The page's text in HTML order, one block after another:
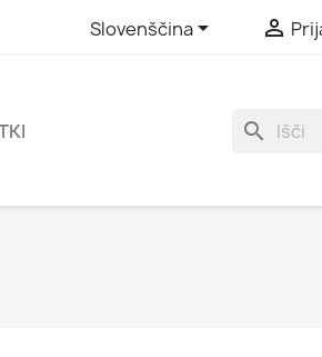
Slovenščina 
search